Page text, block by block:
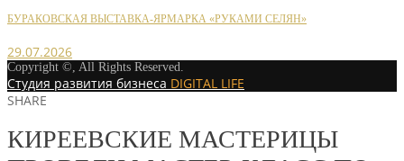
БУРАКОВСКАЯ ВЫСТАВКА-ЯРМАРКА «РУКАМИ СЕЛЯН»
29.07.2026
Copyright ©, All Rights Reserved.
Студия развития бизнеса DIGITAL LIFE
SHARE
КИРЕЕВСКИЕ МАСТЕРИЦЫ